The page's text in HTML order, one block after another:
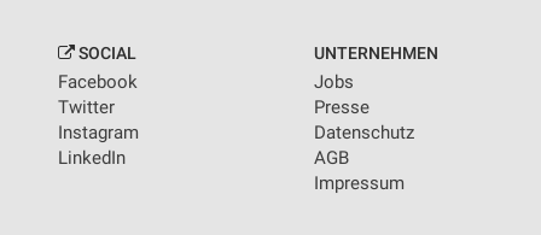
SOCIAL
Facebook
Twitter
Instagram
LinkedIn
UNTERNEHMEN
Jobs
Presse
Datenschutz
AGB
Impressum